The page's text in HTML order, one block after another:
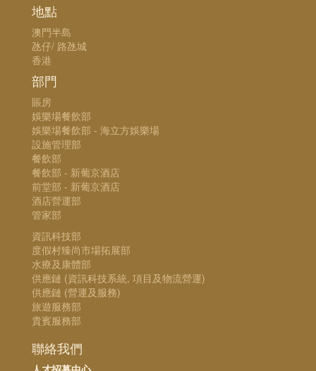
地點
澳門半島
氹仔/ 路氹城
香港
部門
賬房
娛樂場餐飲部
娛樂場餐飲部 - 海立方娛樂場
設施管理部
餐飲部
餐飲部 - 新葡京酒店
前堂部 - 新葡京酒店
酒店營運部
管家部
資訊科技部
度假村臻尚市場拓展部
水療及康體部
供應鏈 (資訊科技系統, 項目及物流營運)
供應鏈 (營運及服務)
旅遊服務部
貴賓服務部
聯絡我們